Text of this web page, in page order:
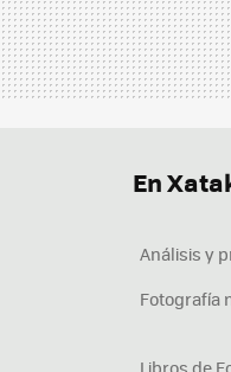
En
Análisis y
Fotografía
Libros de